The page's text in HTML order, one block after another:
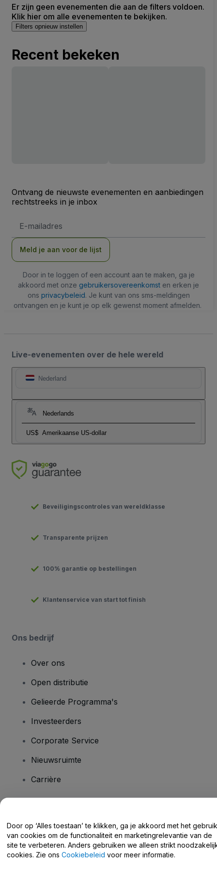
Er zijn geen evenementen die aan de filters voldoen.
Klik hier om alle evenementen te bekijken.
Filters opnieuw instellen
Recent bekeken
Ontvang de nieuwste evenementen en aanbiedingen
rechtstreeks in je inbox
mailadres
Meld je aan voor de lijst
Door in te loggen of een account aan te maken, ga je
akkoord met onze gebruikersovereenkomst en erken je
ons privacybeleid. Je kunt van ons sms-meldingen
ontvangen en je kunt je op elk gewenst moment afmelden.
Live-evenementen over de hele wereld
Nederland
Nederlands
US$ Amerikaanse US-dollar
Beveiligingscontroles van wereldklasse
Transparente prijzen
100% garantie op bestellingen
Klantenservice van start tot finish
Ons bedrijf
Over ons
Open distributie
Gelieerde Programma's
Investeerders
Corporate Service
Nieuwsruimte
Carrière
Helpcentrum / Neem Contact Met Ons Op
Door op ‘Alles toestaan’ te klikken, ga je akkoord met het gebruik
van cookies om de functionaliteit en marketingrelevantie van de
site te verbeteren. Anders gebruiken we alleen strikt
cookies. Zie ons Cookiebeleid voor meer informatie.